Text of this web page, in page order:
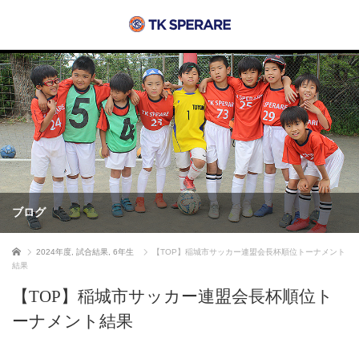
ブログ
ホーム 2024年度 試合結果 6年生
【TOP】稲城市サッカー連盟会長杯順位トーナメント
結果
【TOP】稲城市サッカー連盟会長杯順位ト
ーナメント結果